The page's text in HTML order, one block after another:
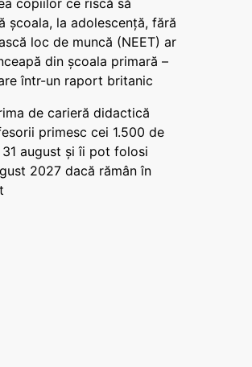
copiilor ce riscă să
școala, la adolescență, fără
loc de muncă (NEET) ar
din școala primară –
într-un raport britanic
de carieră didactică
primesc cei 1.500 de
august și îi pot folosi
2027 dacă rămân în